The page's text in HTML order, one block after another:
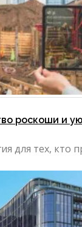
роскоши и
для тех, кто